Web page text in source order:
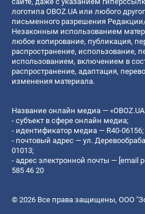
логотипа OBOZ.UA или любого
письменного разрешения
Незаконным использованием
любое копирование, публикация,
распространение, использование,
использованием, включением в
распространение, адаптация,
изменения материала.
Название онлайн медиа —
- субъект в сфере онлайн медиа;
- идентификатор медиа — R40-06156;
- почтовый адрес — ул.
01013;
- адрес электронной почты — [email
585 46 20
© 2026 Все права защищены, ООО